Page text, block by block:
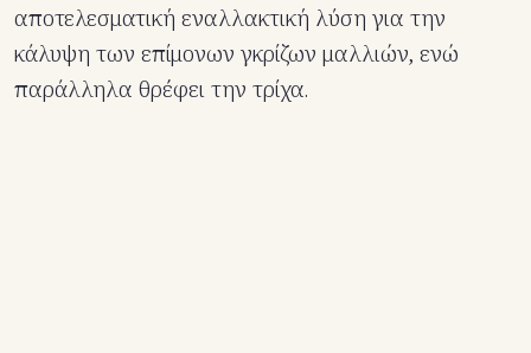
αποτελεσματική εναλλακτική λύση για την
κάλυψη των επίμονων γκρίζων μαλλιών, ενώ
παράλληλα θρέφει την τρίχα.